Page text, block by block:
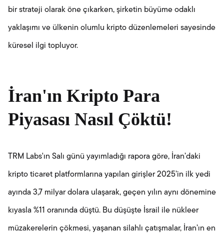
bir strateji olarak öne çıkarken, şirketin büyüme odaklı
yaklaşımı ve ülkenin olumlu kripto düzenlemeleri sayesinde
küresel ilgi topluyor.
İran'ın Kripto Para
Piyasası Nasıl Çöktü!
TRM Labs'ın Salı günü yayımladığı rapora göre, İran’daki
kripto ticaret platformlarına yapılan girişler 2025’in ilk yedi
ayında 3,7 milyar dolara ulaşarak, geçen yılın aynı dönemine
kıyasla %11 oranında düştü. Bu düşüşte İsrail ile nükleer
müzakerelerin çökmesi, yaşanan silahlı çatışmalar, İran’ın en